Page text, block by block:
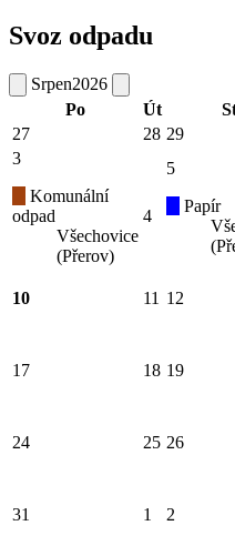
Svoz odpadu
Srpen2026
Po
Út
27
28 29
3
Komunální
odpad
Všechovice
(Přerov)
4
5
Papír
10 11 12
17 18 19
24 25 26
31 1 2